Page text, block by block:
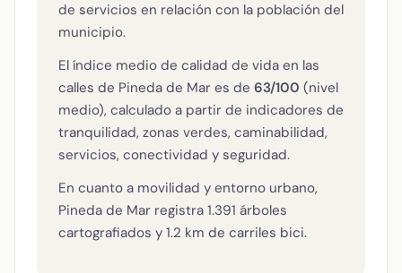
de servicios en relación con la población del
municipio.
El índice medio de calidad de vida en las
calles de Pineda de Mar es de 63/100 (nivel
medio), calculado a partir de indicadores de
tranquilidad, zonas verdes, caminabilidad,
servicios, conectividad y seguridad.
En cuanto a movilidad y entorno urbano,
Pineda de Mar registra 1.391 árboles
cartografiados y 1.2 km de carriles bici.